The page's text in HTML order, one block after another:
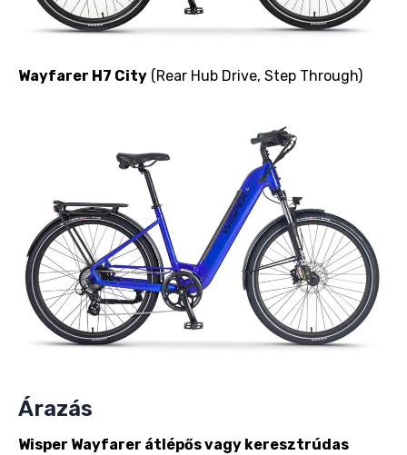
Wayfarer H7 City (Rear Hub Drive, Step Through)
Árazás
Wisper Wayfarer átlépős vagy keresztrúdas